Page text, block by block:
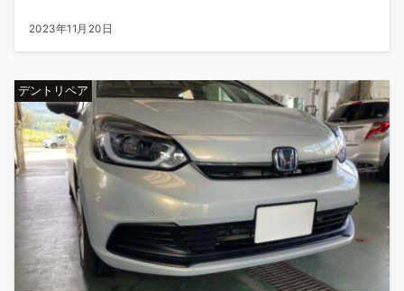
2023年11月20日
デントリペア